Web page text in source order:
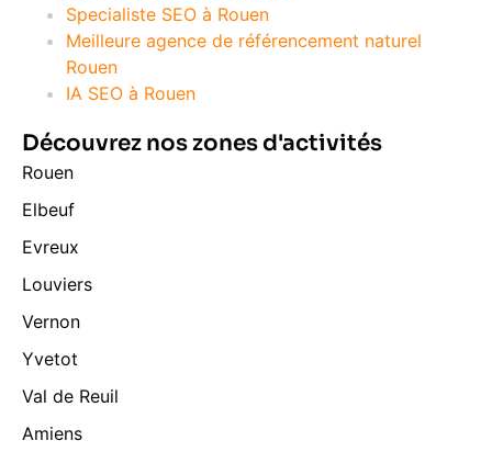
Specialiste SEO à Rouen
Meilleure agence de référencement naturel
Rouen
IA SEO à Rouen
Découvrez nos zones d'activités
Rouen
Elbeuf
Evreux
Louviers
Vernon
Yvetot
Val de Reuil
Amiens